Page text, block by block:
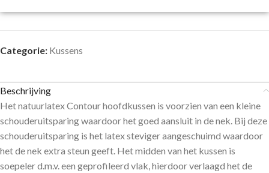
Categorie: Kussens
Beschrijving
Het natuurlatex Contour hoofdkussen is voorzien van een kleine
schouderuitsparing waardoor het goed aansluit in de nek. Bij deze
schouderuitsparing is het latex steviger aangeschuimd waardoor
het de nek extra steun geeft. Het midden van het kussen is
soepeler d.m.v. een geprofileerd vlak, hierdoor verlaagd het de